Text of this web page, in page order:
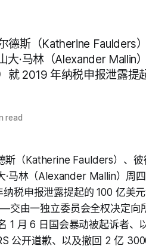
德斯（Katherine Faulders
大·马林（Alexander Mallin
就 2019 年纳税申报泄露提
read
斯（Katherine Faulders）、
·马林（Alexander Mallin）周
税申报泄露提起的 100 亿美
由一独立委员会全权决定向
1 月 6 日国会暴动被起诉者、
公开道歉、以及撤回 2 亿